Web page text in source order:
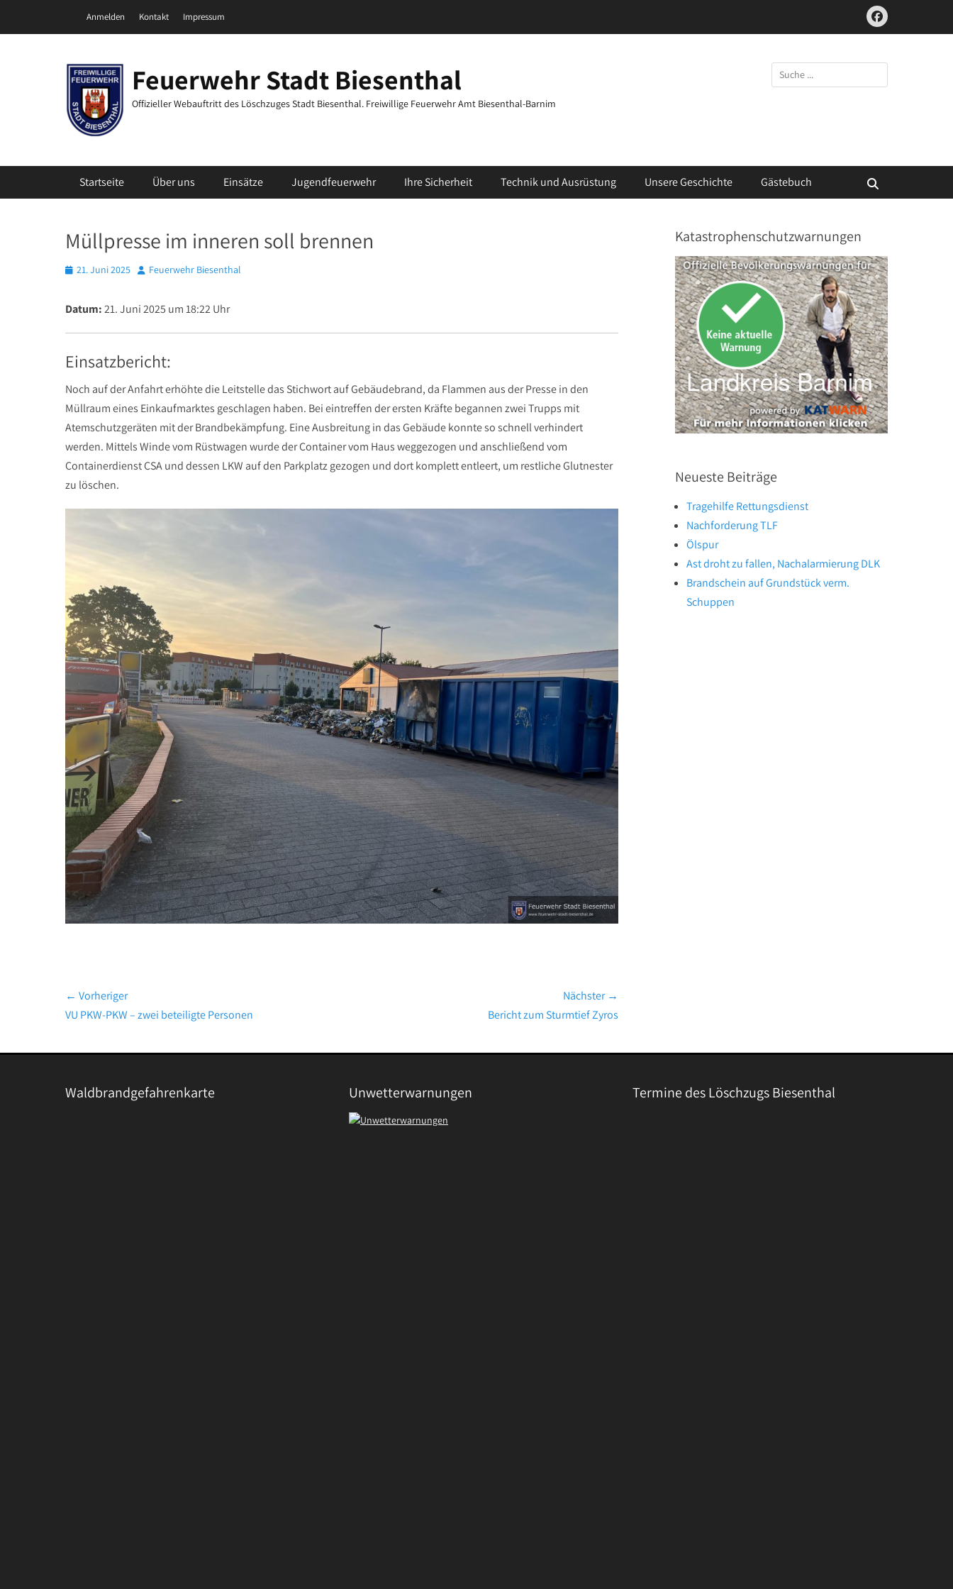
Header Top Menu
Anmelden Kontakt Impressum Facebook
Feuerwehr Stadt Biesenthal
Offizieller Webauftritt des Löschzuges Stadt Biesenthal. Freiwillige Feuerwehr Amt Biesenthal-Barnim
Suchen
nach:
Primäres Menü
Startseite Über uns Einsätze Jugendfeuerwehr Ihre Sicherheit Technik und Ausrüstung Unsere Geschichte Gästebuch
Müllpresse im inneren soll brennen
Posted
21. Juni 2025 AutorFeuerwehr Biesenthal
Datum:21. Juni 2025 um 18:22 Uhr
Einsatzbericht:
Noch auf der Anfahrt erhöhte die Leitstelle das Stichwort auf Gebäudebrand, da Flammen aus der Presse in den
Müllraum eines Einkaufmarktes geschlagen haben. Bei eintreffen der ersten Kräfte begannen zwei Trupps mit
Atemschutzgeräten mit der Brandbekämpfung. Eine Ausbreitung in das Gebäude konnte so schnell verhindert
werden. Mittels Winde vom Rüstwagen wurde der Container vom Haus weggezogen und anschließend vom
Containerdienst CSA und dessen LKW auf den Parkplatz gezogen und dort komplett entleert, um restliche Glutnester
zu löschen.
Beitragsnavigation
← Vorheriger
Vorheriger
VU PKW-PKW – zwei beteiligte Personen
Nächster →
Bericht zum Sturmtief Zyros
Katastrophenschutzwarnungen
Neueste Beiträge
Tragehilfe Rettungsdienst
Nachforderung TLF
Ölspur
Ast droht zu fallen, Nachalarmierung DLK
Brandschein auf Grundstück verm.
Schuppen
Waldbrandgefahrenkarte Unwetterwarnungen Termine des Löschzugs Biesenthal